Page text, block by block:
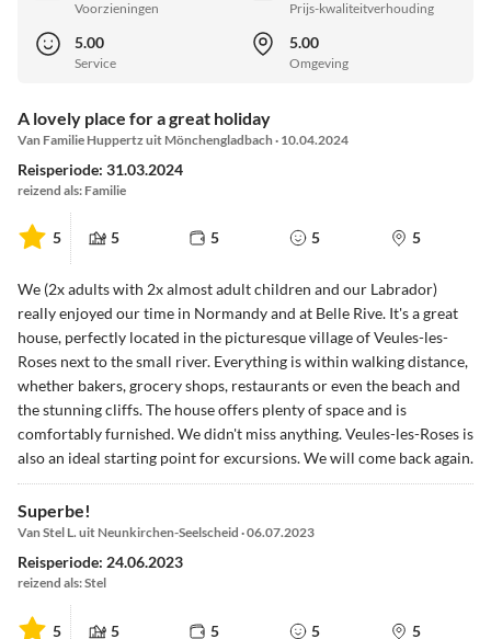
Voorzieningen Prijs-kwaliteitverhouding
5.00
Service
5.00
Omgeving
A lovely place for a great holiday
Van Familie Huppertz uit Mönchengladbach · 10.04.2024
Reisperiode: 31.03.2024
reizend als: Familie
5 5 5 5 5
We (2x adults with 2x almost adult children and our Labrador)
really enjoyed our time in Normandy and at Belle Rive. It's a great
house, perfectly located in the picturesque village of Veules-les-
Roses next to the small river. Everything is within walking distance,
whether bakers, grocery shops, restaurants or even the beach and
the stunning cliffs. The house offers plenty of space and is
comfortably furnished. We didn't miss anything. Veules-les-Roses is
also an ideal starting point for excursions. We will come back again.
Superbe!
Van Stel L. uit Neunkirchen-Seelscheid · 06.07.2023
Reisperiode: 24.06.2023
reizend als: Stel
5 5 5 5 5